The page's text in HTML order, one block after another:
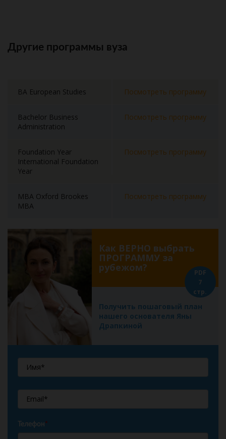
Другие программы вуза
BA European Studies Посмотреть программу
Bachelor Business
Administration
Посмотреть программу
Foundation Year
International Foundation
Year
Посмотреть программу
MBA Oxford Brookes
MBA
Посмотреть программу
Как ВЕРНО выбрать
ПРОГРАММУ за
рубежом?
Получить пошаговый план
нашего основателя Яны
Драпкиной
PDF
7
стр.
Телефон*